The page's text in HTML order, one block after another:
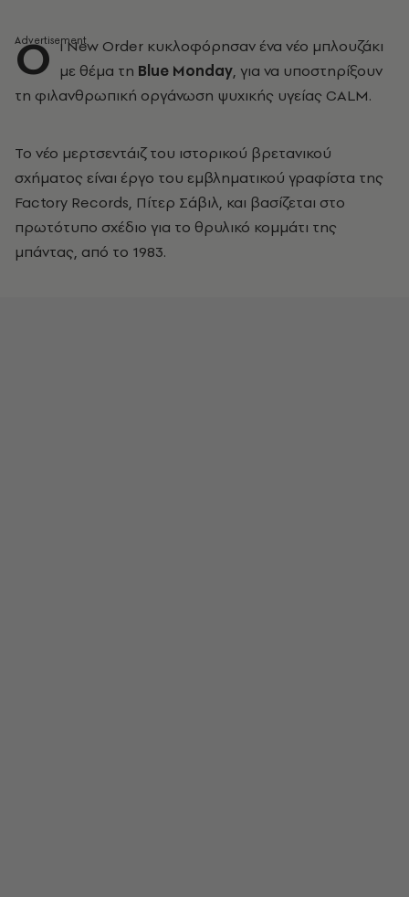
Ο ι New Order κυκλοφόρησαν ένα νέο μπλουζάκι
με θέμα τη Blue Monday, για να υποστηρίξουν
τη φιλανθρωπική οργάνωση ψυχικής υγείας CALM.
Το νέο μερτσεντάιζ του ιστορικού βρετανικού
σχήματος είναι έργο του εμβληματικού γραφίστα της
Factory Records, Πίτερ Σάβιλ, και βασίζεται στο
πρωτότυπο σχέδιο για το θρυλικό κομμάτι της
μπάντας, από το 1983.